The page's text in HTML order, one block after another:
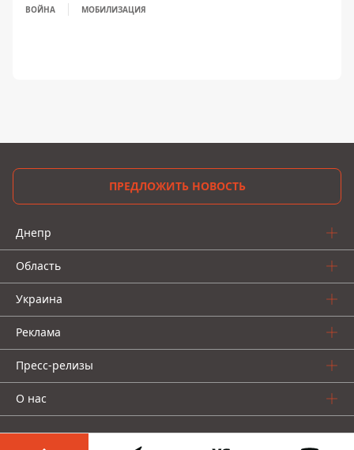
ВОЙНА МОБИЛИЗАЦИЯ
ПРЕДЛОЖИТЬ НОВОСТЬ
Днепр
Область
Украина
Реклама
Пресс-релизы
О нас